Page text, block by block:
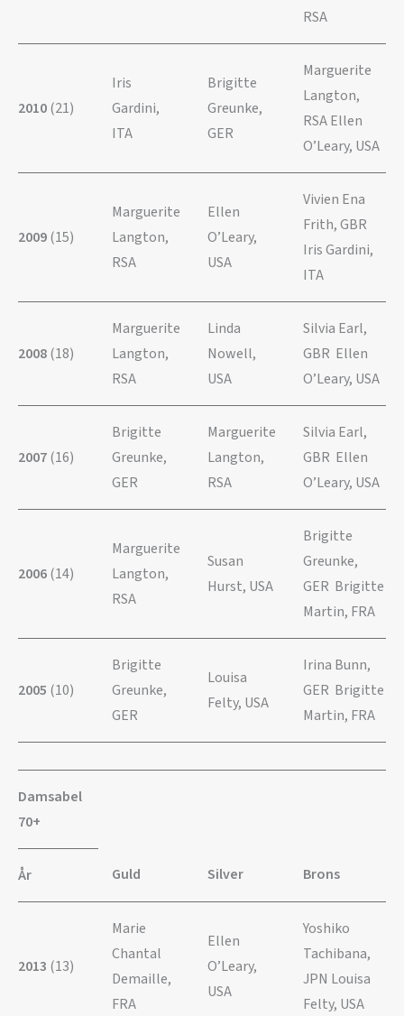
RSA
2010(21)
Iris
Gardini,
ITA
Brigitte
Greunke,
GER
Marguerite
Langton,
RSA Ellen
O’Leary, USA
2009(15)
Marguerite
Langton,
RSA
Ellen
O’Leary,
USA
Vivien Ena
Frith, GBR
Iris Gardini,
ITA
2008(18)
Marguerite
Langton,
RSA
Linda
Nowell,
USA
Silvia Earl,
GBR Ellen
O’Leary, USA
2007(16)
Brigitte
Greunke,
GER
Marguerite
Langton,
RSA
Silvia Earl,
GBR Ellen
O’Leary, USA
2006(14)
Marguerite
Langton,
RSA
Susan
Hurst, USA
Brigitte
Greunke,
GER Brigitte
Martin, FRA
2005 (10)
Brigitte
Greunke,
GER
Louisa
Felty, USA
Irina Bunn,
GER Brigitte
Martin, FRA
Damsabel
70+
År Guld Silver Brons
2013 (13)
Marie
Chantal
Demaille,
FRA
Ellen
O’Leary,
USA
Yoshiko
Tachibana,
JPN Louisa
Felty, USA